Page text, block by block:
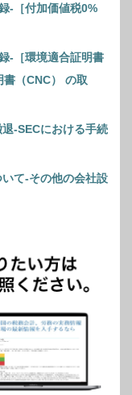
-［付加価値税0%
-［環境適合証明書
書（CNC） の取
-SECにおける手続
て-その他の会社設